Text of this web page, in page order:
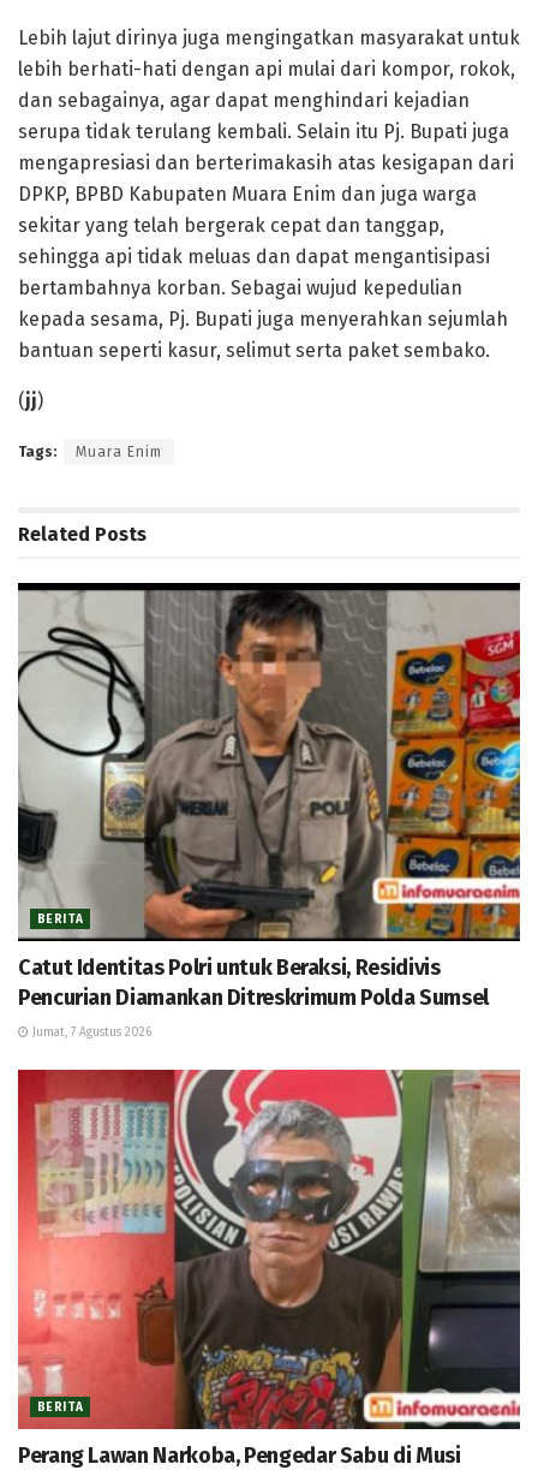
Lebih lajut dirinya juga mengingatkan masyarakat untuk
lebih berhati-hati dengan api mulai dari kompor, rokok,
dan sebagainya, agar dapat menghindari kejadian
serupa tidak terulang kembali. Selain itu Pj. Bupati juga
mengapresiasi dan berterimakasih atas kesigapan dari
DPKP, BPBD Kabupaten Muara Enim dan juga warga
sekitar yang telah bergerak cepat dan tanggap,
sehingga api tidak meluas dan dapat mengantisipasi
bertambahnya korban. Sebagai wujud kepedulian
kepada sesama, Pj. Bupati juga menyerahkan sejumlah
bantuan seperti kasur, selimut serta paket sembako.
(jj)
Tags: Muara Enim
Related Posts
BERITA
Catut Identitas Polri untuk Beraksi, Residivis
Pencurian Diamankan Ditreskrimum Polda Sumsel
Jumat, 7 Agustus 2026
BERITA
Perang Lawan Narkoba, Pengedar Sabu di Musi